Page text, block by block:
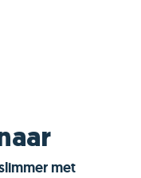
met